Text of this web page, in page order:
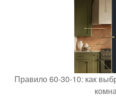
Правило 60-30-10: как